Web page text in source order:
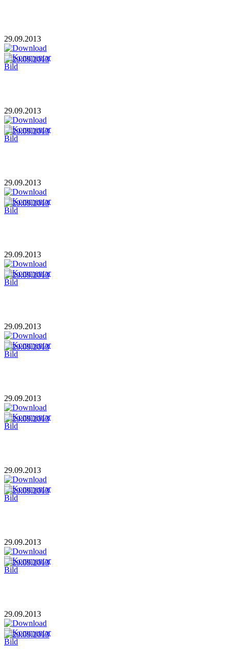
29.09.2013
29.09.2013
29.09.2013
29.09.2013
29.09.2013
29.09.2013
29.09.2013
29.09.2013
29.09.2013